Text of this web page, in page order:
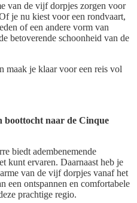
van de vijf dorpjes zorgen voor
je nu kiest voor een rondvaart,
of een andere vorm van
betoverende schoonheid van de
maak je klaar voor een reis vol
boottocht naar de Cinque
biedt adembenemende
kunt ervaren. Daarnaast heb je
van de vijf dorpjes vanaf het
een ontspannen en comfortabele
prachtige regio.